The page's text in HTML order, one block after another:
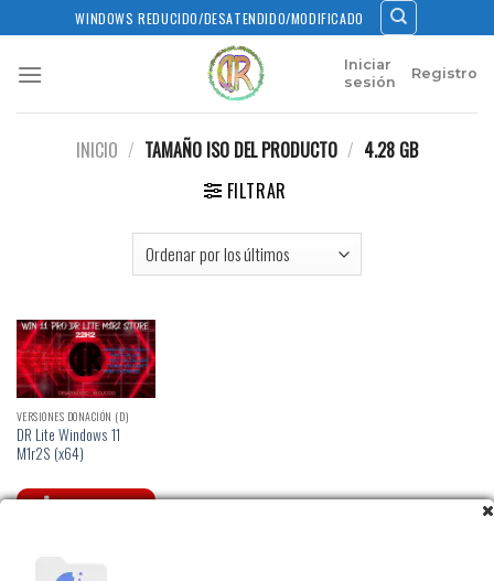
to
content
WINDOWS REDUCIDO/DESATENDIDO/MODIFICADO
Iniciar
sesión
Registro
INICIO / TAMAÑO ISO DEL PRODUCTO / 4.28 GB
FILTRAR
VERSIONES DONACIÓN (D)
DR Lite Windows 11
M1r2S (x64)
VER ENLACES